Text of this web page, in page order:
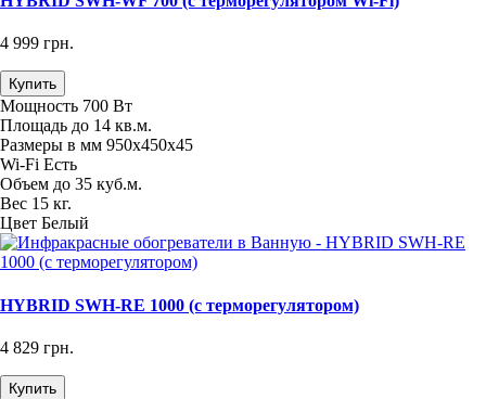
4 999 грн.
Купить
Мощность 700 Вт
Площадь до 14 кв.м.
Размеры в мм 950х450х45
Wi-Fi Есть
Объем до 35 куб.м.
Вес 15 кг.
Цвет Белый
HYBRID SWH-RE 1000 (с терморегулятором)
4 829 грн.
Купить